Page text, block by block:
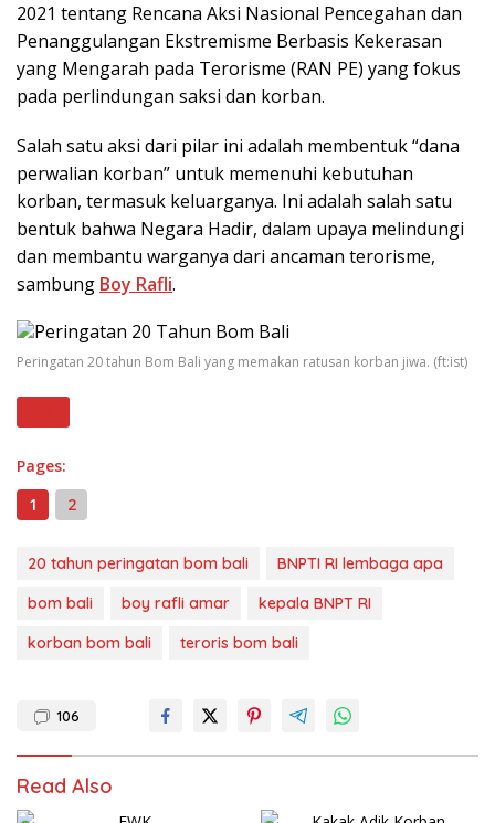
2021 tentang Rencana Aksi Nasional Pencegahan dan
Penanggulangan Ekstremisme Berbasis Kekerasan
yang Mengarah pada Terorisme (RAN PE) yang fokus
pada perlindungan saksi dan korban.
Salah satu aksi dari pilar ini adalah membentuk “dana
perwalian korban” untuk memenuhi kebutuhan
korban, termasuk keluarganya. Ini adalah salah satu
bentuk bahwa Negara Hadir, dalam upaya melindungi
dan membantu warganya dari ancaman terorisme,
sambung Boy Rafli.
Peringatan 20 tahun Bom Bali yang memakan ratusan korban jiwa. (ft:ist)
Pages:
1
2
20 tahun peringatan bom bali
BNPTI RI lembaga apa
bom bali
boy rafli amar
kepala BNPT RI
korban bom bali
teroris bom bali
106
Read Also